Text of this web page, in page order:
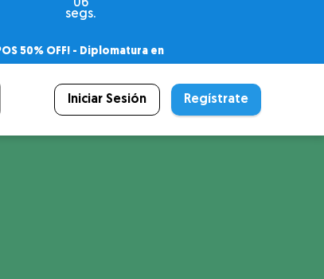
05
segs.
50% OFF! - Diplomatura en
– Certificado Universitario
Iniciar Sesión Regístrate